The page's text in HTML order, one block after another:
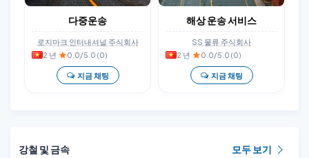
다중운송
로지마크 인터내셔널 주식회사
2 년· 0.0/5.0 (0)
지금 채팅
해상 운송 서비스
SS 물류 주식회사
2 년· 0.0/5.0 (0)
지금 채팅
강철 및 금속 모두 보기